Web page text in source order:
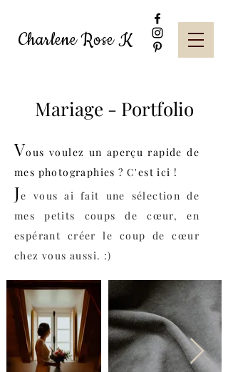
Charlene Rose K
Mariage - Portfolio
Vous voulez un aperçu rapide de
mes photographies ? C'est ici !
Je vous ai fait une sélection de
mes petits coups de cœur, en
espérant créer le coup de cœur
chez vous aussi. :)